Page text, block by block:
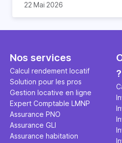
par la suite. On compte
Paris qui sont des meublés
Louer en airbnb, est-ce
prévoir ? Les différentes
conditions à remplir ?
22 Mai 2026
Nos services
Calcul rendement locatif
Solution pour les pros
Gestion locative en ligne
Expert Comptable LMNP
Assurance PNO
Assurance GLI
Assurance habitation
?